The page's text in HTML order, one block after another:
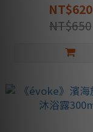
NT$620
NT$650